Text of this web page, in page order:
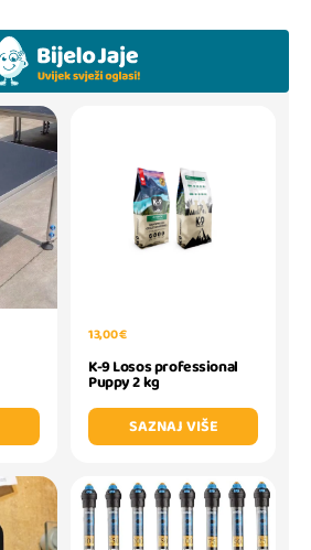
13,00 €
K-9 Losos professional
Puppy 2 kg
SAZNAJ VIŠE